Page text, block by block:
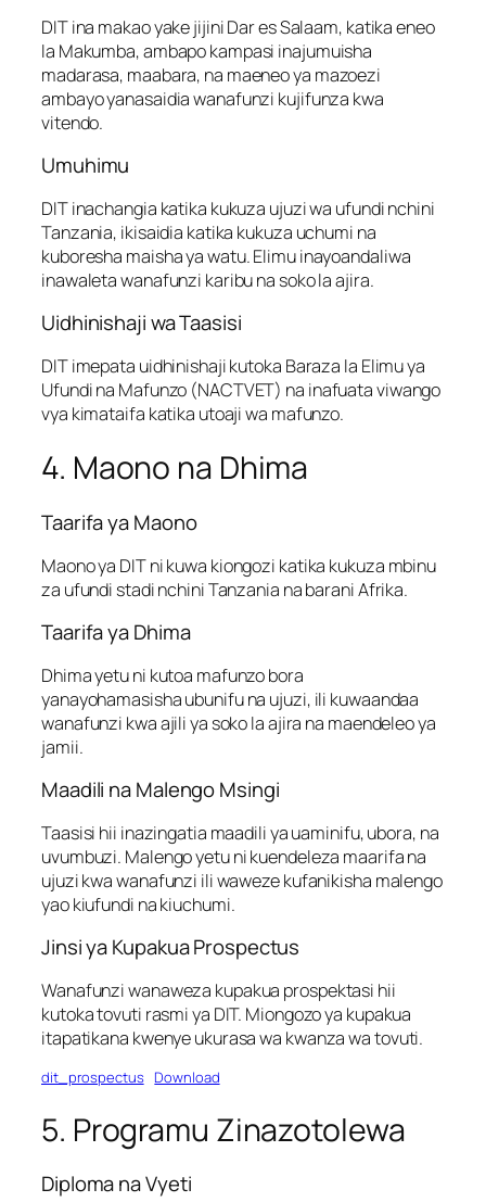
DIT ina makao yake jijini Dar es Salaam, katika eneo
la Makumba, ambapo kampasi inajumuisha
madarasa, maabara, na maeneo ya mazoezi
ambayo yanasaidia wanafunzi kujifunza kwa
vitendo.
Umuhimu
DIT inachangia katika kukuza ujuzi wa ufundi nchini
Tanzania, ikisaidia katika kukuza uchumi na
kuboresha maisha ya watu. Elimu inayoandaliwa
inawaleta wanafunzi karibu na soko la ajira.
Uidhinishaji wa Taasisi
DIT imepata uidhinishaji kutoka Baraza la Elimu ya
Ufundi na Mafunzo (NACTVET) na inafuata viwango
vya kimataifa katika utoaji wa mafunzo.
4. Maono na Dhima
Taarifa ya Maono
Maono ya DIT ni kuwa kiongozi katika kukuza mbinu
za ufundi stadi nchini Tanzania na barani Afrika.
Taarifa ya Dhima
Dhima yetu ni kutoa mafunzo bora
yanayohamasisha ubunifu na ujuzi, ili kuwaandaa
wanafunzi kwa ajili ya soko la ajira na maendeleo ya
jamii.
Maadili na Malengo Msingi
Taasisi hii inazingatia maadili ya uaminifu, ubora, na
uvumbuzi. Malengo yetu ni kuendeleza maarifa na
ujuzi kwa wanafunzi ili waweze kufanikisha malengo
yao kiufundi na kiuchumi.
Jinsi ya Kupakua Prospectus
Wanafunzi wanaweza kupakua prospektasi hii
kutoka tovuti rasmi ya DIT. Miongozo ya kupakua
itapatikana kwenye ukurasa wa kwanza wa tovuti.
dit_prospectus Download
5. Programu Zinazotolewa
Diploma na Vyeti